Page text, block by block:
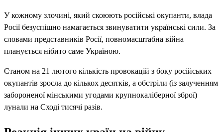
У кожному злочині, який скоюють російські окупанти, влада
Росії безуспішно намагається звинуватити українські сили. За
словами представників Росії, повномасштабна війна
планується нібито саме Україною.
Станом на 21 лютого кількість провокацій з боку російських
окупантів зросла до кількох десятків, а обстріли (із залученням
забороненої мінськими угодами крупнокаліберної зброї)
лунали на Сході тисячі разів.